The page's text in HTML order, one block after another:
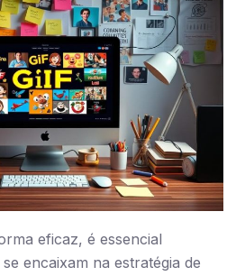
eficaz, é essencial
encaixam na estratégia de